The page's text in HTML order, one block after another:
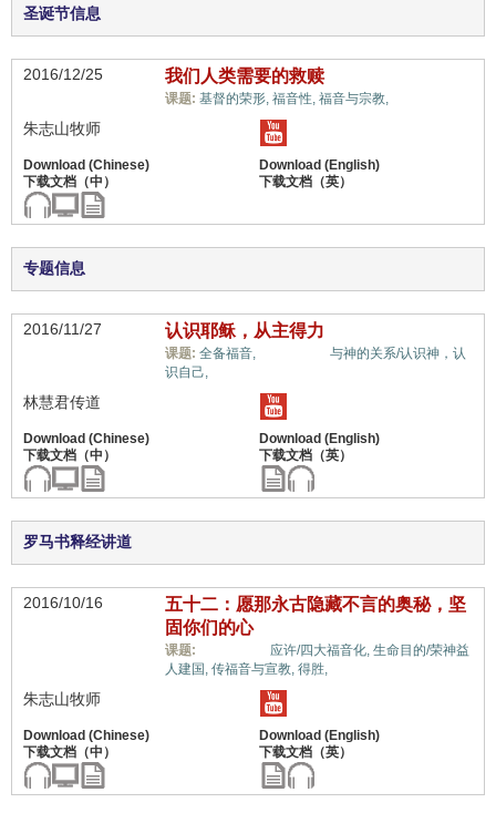
圣诞节信息
2016/12/25 我们人类需要的救赎
课题: 基督的荣形, 福音性, 福音与宗教,
朱志山牧师
专题信息
2016/11/27 认识耶稣，从主得力
课题: 全备福音,
与神的关系/认识神，认
识自己,
林慧君传道
罗马书释经讲道
2016/10/16
五十二：愿那永古隐藏不言的奥秘，坚
固你们的心
课题: 应许/四大福音化, 生命目的/荣神益
人建国, 传福音与宣教, 得胜,
朱志山牧师